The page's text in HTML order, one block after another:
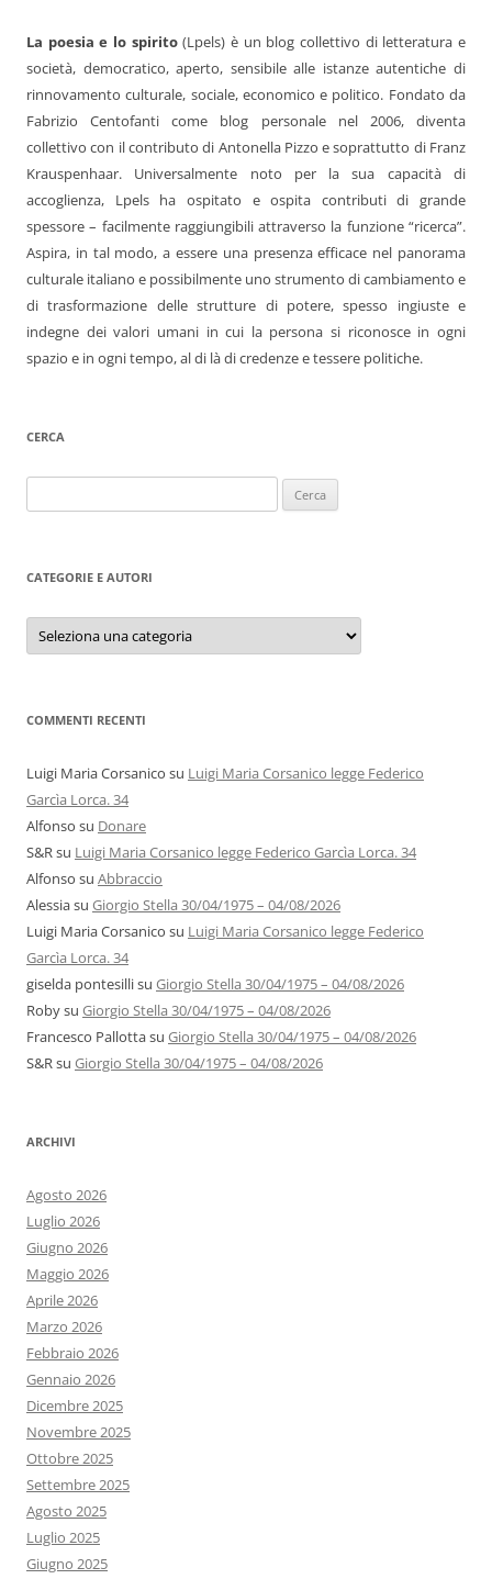
La poesia e lo spirito(Lpels) è un blog collettivo di letteratura e
società, democratico, aperto, sensibile alle istanze autentiche di
rinnovamento culturale, sociale, economico e politico. Fondato da
Fabrizio Centofanti come blog personale nel 2006, diventa
collettivo con il contributo di Antonella Pizzo e soprattutto di Franz
Krauspenhaar. Universalmente noto per la sua capacità di
accoglienza, Lpels ha ospitato e ospita contributi di grande
spessore – facilmente raggiungibili attraverso la funzione “ricerca”.
Aspira, in tal modo, a essere una presenza efficace nel panorama
culturale italiano e possibilmente uno strumento di cambiamento e
di trasformazione delle strutture di potere, spesso ingiuste e
indegne dei valori umani in cui la persona si riconosce in ogni
spazio e in ogni tempo, al di là di credenze e tessere politiche.
CERCA
per:
CATEGORIE E AUTORI
Categorie
autori
COMMENTI RECENTI
Luigi Maria Corsanico su Luigi Maria Corsanico legge Federico
Garcìa Lorca. 34
Alfonso su Donare
S&Rsu Luigi Maria Corsanico legge Federico Garcìa Lorca. 34
Alfonso su Abbraccio
Alessiasu Giorgio Stella 30/04/1975 – 04/08/2026
Luigi Maria Corsanico su Luigi Maria Corsanico legge Federico
Garcìa Lorca. 34
giselda pontesillisu Giorgio Stella 30/04/1975 – 04/08/2026
Robysu Giorgio Stella 30/04/1975 – 04/08/2026
Francesco Pallottasu Giorgio Stella 30/04/1975 – 04/08/2026
S&Rsu Giorgio Stella 30/04/1975 – 04/08/2026
ARCHIVI
Agosto 2026
Luglio 2026
Giugno 2026
Maggio 2026
Aprile 2026
Marzo 2026
Febbraio 2026
Gennaio 2026
Dicembre 2025
Novembre 2025
Ottobre 2025
Settembre 2025
Agosto 2025
Luglio 2025
Giugno 2025